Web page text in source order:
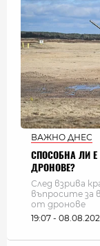
ВАЖНО ДНЕС
СПОСОБНА ЛИ
ДРОНОВЕ?
След взрива
въпросите за
от дронове
19:07 -